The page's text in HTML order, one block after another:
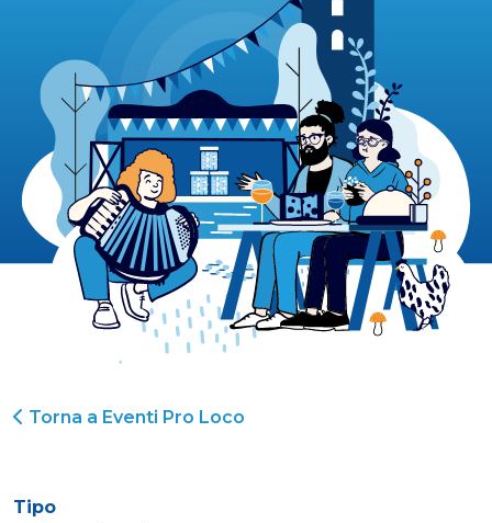
Torna a Eventi Pro Loco
Tipo